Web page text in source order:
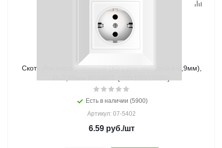
Скотч-Лок изолированный (K2 ) для жил (d=0,4-0,9мм),
Есть в наличии (5900)
Артикул: 07-5402
6.59руб./шт